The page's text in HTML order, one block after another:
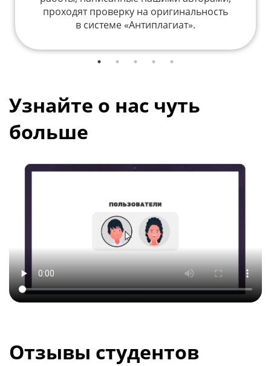
проходят проверку на оригинальность
в системе «Антиплагиат».
Узнайте о нас чуть
больше
Отзывы студентов